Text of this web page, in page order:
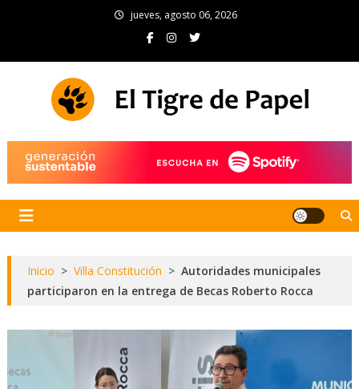
jueves, agosto 06, 2026
Inicio > Villa Constitución > Autoridades municipales
participaron en la entrega de Becas Roberto Rocca